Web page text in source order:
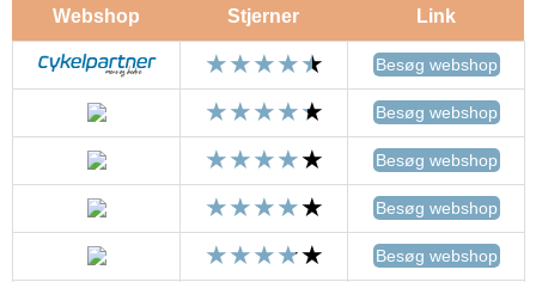
Webshop Stjerner Link
Besøg webshop
Besøg webshop
Besøg webshop
Besøg webshop
Besøg webshop